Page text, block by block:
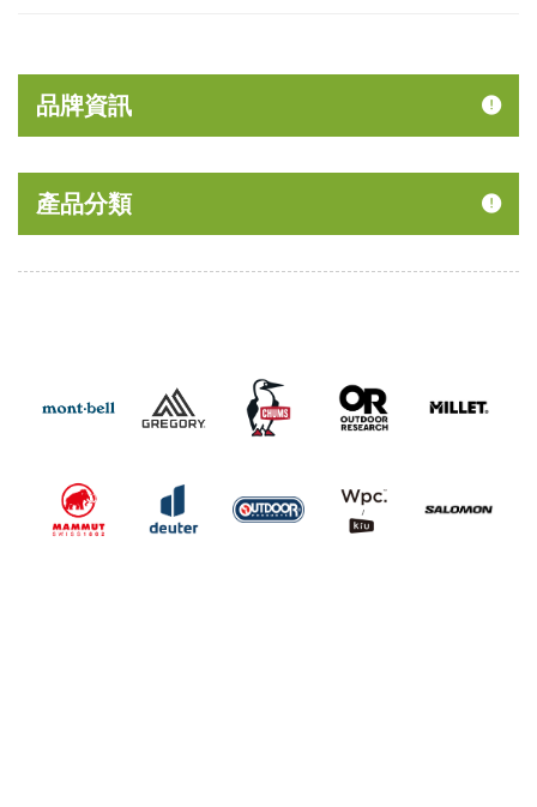
品牌資訊
產品分類